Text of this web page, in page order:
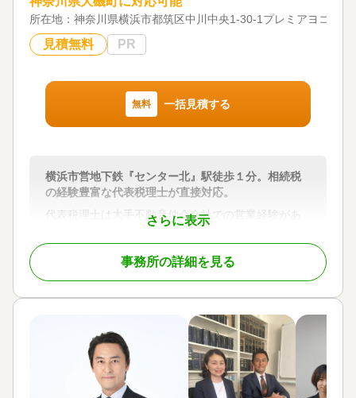
お客様の対応は、原則、代表税理士が行っておりま
すので、きめ細やかかつスピーディな対応が可能で
す。
オンラインツールを活用した相談も承っております
ので、ご希望の方法をお申し付けください。
す。
・申告期限が迫って焦っている・・・。
・自分でやろうとして途中まではなんとかできたけ
ど、土地の評価や申告書の書き方が分からず困って
このようなお客様からのご相談も快く対応いたしま
すので、気軽にお問合せいただければと存じます。
皆様からのお問い合わせを心よりお待ちしておりま
所在地： 神奈川県横浜市都筑区中川中央1-30-1プレミアヨコハ
見積無料 PR
無料 一括見積する
さらに表示
横浜市営地下鉄『センター北』駅徒歩１分。相続税
の経験豊富な代表税理士が直接対応。
代表税理士は大手不動産仲介会社での営業経験があ
り、相続税申告、贈与税申告、譲渡所得の計算とい
ったいわゆる資産税に精通しているだけでなく、不
動産取引や不動産管理業にも造詣があります。
１度きりになりがちな相続手続きにおいて、相続人
の方が相続で承継された財産を将来に渡って有効活
対応地域
神奈川県全域、東京都全域
事務所の詳細を見る